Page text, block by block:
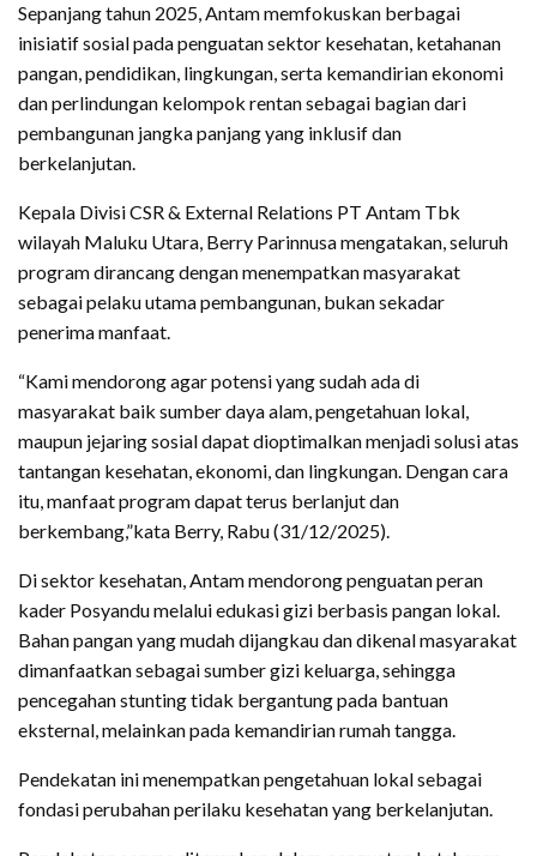
Sepanjang tahun 2025, Antam memfokuskan berbagai
inisiatif sosial pada penguatan sektor kesehatan, ketahanan
pangan, pendidikan, lingkungan, serta kemandirian ekonomi
dan perlindungan kelompok rentan sebagai bagian dari
pembangunan jangka panjang yang inklusif dan
berkelanjutan.
Kepala Divisi CSR & External Relations PT Antam Tbk
wilayah Maluku Utara, Berry Parinnusa mengatakan, seluruh
program dirancang dengan menempatkan masyarakat
sebagai pelaku utama pembangunan, bukan sekadar
penerima manfaat.
“Kami mendorong agar potensi yang sudah ada di
masyarakat baik sumber daya alam, pengetahuan lokal,
maupun jejaring sosial dapat dioptimalkan menjadi solusi atas
tantangan kesehatan, ekonomi, dan lingkungan. Dengan cara
itu, manfaat program dapat terus berlanjut dan
berkembang,”kata Berry, Rabu (31/12/2025).
Di sektor kesehatan, Antam mendorong penguatan peran
kader Posyandu melalui edukasi gizi berbasis pangan lokal.
Bahan pangan yang mudah dijangkau dan dikenal masyarakat
dimanfaatkan sebagai sumber gizi keluarga, sehingga
pencegahan stunting tidak bergantung pada bantuan
eksternal, melainkan pada kemandirian rumah tangga.
Pendekatan ini menempatkan pengetahuan lokal sebagai
fondasi perubahan perilaku kesehatan yang berkelanjutan.